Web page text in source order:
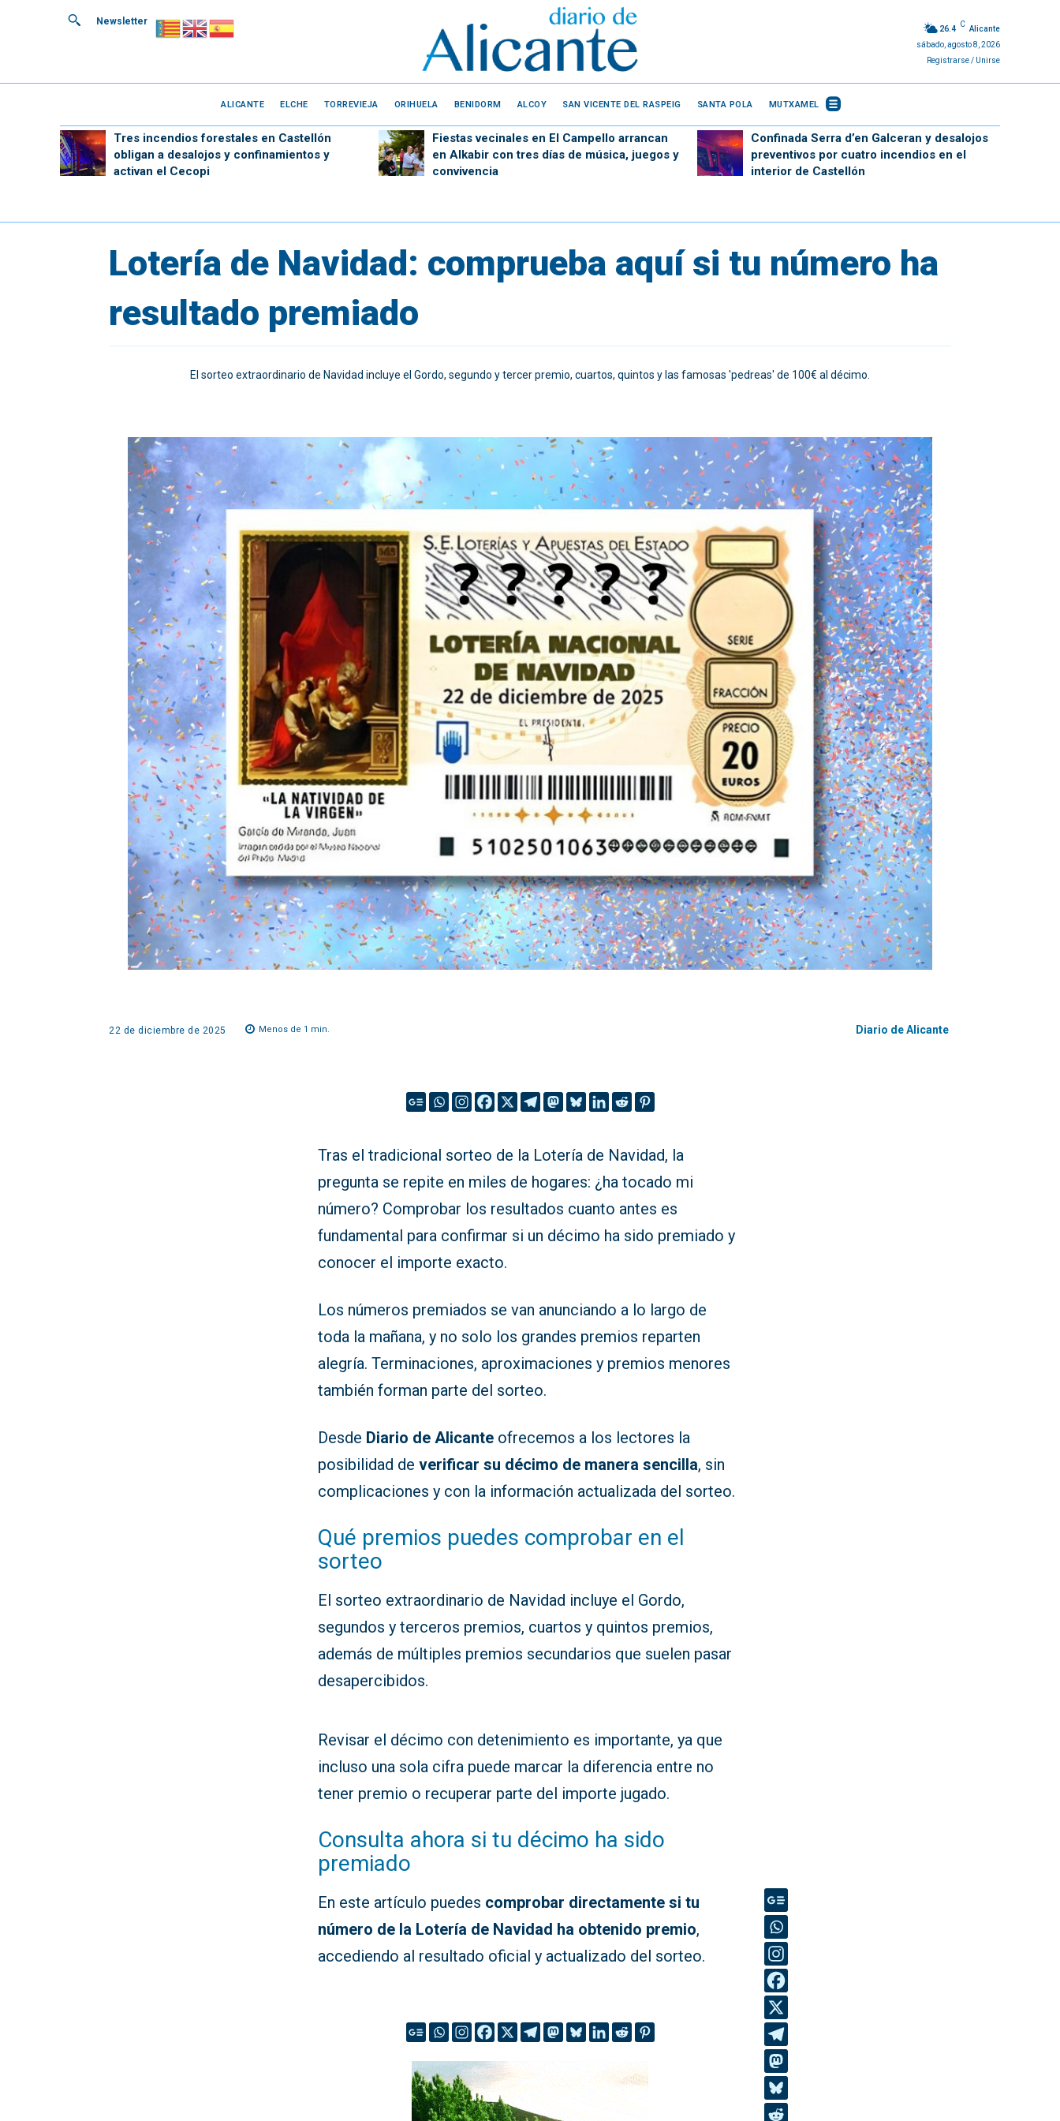
Newsletter
26.4
C
Alicante
sábado, agosto 8, 2026
Registrarse / Unirse
ALICANTE ELCHE TORREVIEJA ORIHUELA BENIDORM ALCOY SAN VICENTE DEL RASPEIG SANTA POLA MUTXAMEL
Tres incendios forestales en Castellón
obligan a desalojos y confinamientos y
activan el Cecopi
Fiestas vecinales en El Campello arrancan
en Alkabir con tres días de música, juegos y
convivencia
Confinada Serra d’en Galceran y desalojos
preventivos por cuatro incendios en el
interior de Castellón
Lotería de Navidad: comprueba aquí si tu número ha
resultado premiado
El sorteo extraordinario de Navidad incluye el Gordo, segundo y tercer premio, cuartos, quintos y las famosas 'pedreas' de 100€ al décimo.
22 de diciembre de 2025 Menos de 1 min. Diario de Alicante
Tras el tradicional sorteo de la Lotería de Navidad, la
pregunta se repite en miles de hogares: ¿ha tocado mi
número? Comprobar los resultados cuanto antes es
fundamental para confirmar si un décimo ha sido premiado y
conocer el importe exacto.
Los números premiados se van anunciando a lo largo de
toda la mañana, y no solo los grandes premios reparten
alegría. Terminaciones, aproximaciones y premios menores
también forman parte del sorteo.
Desde Diario de Alicante ofrecemos a los lectores la
posibilidad deverificar su décimo de manera sencilla, sin
complicaciones y con la información actualizada del sorteo.
Qué premios puedes comprobar en el
sorteo
El sorteo extraordinario de Navidad incluye el Gordo,
segundos y terceros premios, cuartos y quintos premios,
además de múltiples premios secundarios que suelen pasar
desapercibidos.
Revisar el décimo con detenimiento es importante, ya que
incluso una sola cifra puede marcar la diferencia entre no
tener premio o recuperar parte del importe jugado.
Consulta ahora si tu décimo ha sido
premiado
En este artículo puedes comprobar directamente si tu
número de la Lotería de Navidad ha obtenido premio,
accediendo al resultado oficial y actualizado del sorteo.